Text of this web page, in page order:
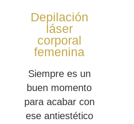
Depilación
láser
corporal
femenina
Siempre es un
buen momento
para acabar con
ese antiestético